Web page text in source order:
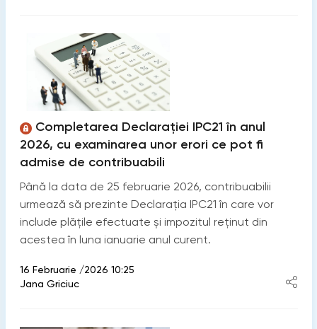
Completarea Declarației IPC21 în anul
2026, cu examinarea unor erori ce pot fi
admise de contribuabili
Până la data de 25 februarie 2026, contribuabilii
urmează să prezinte Declarația IPC21 în care vor
include plățile efectuate și impozitul reținut din
acestea în luna ianuarie anul curent.
16 Februarie /2026 10:25
Jana Griciuc